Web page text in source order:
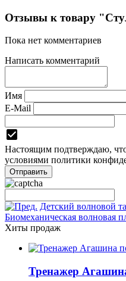
Отзывы к товару
Пока нет комментариев
Написать комментарий
Имя
E-Mail
Настоящим подтверждаю,
условиями политики
Детский волновой
Биомеханическая волновая
Хиты продаж
Тренажер